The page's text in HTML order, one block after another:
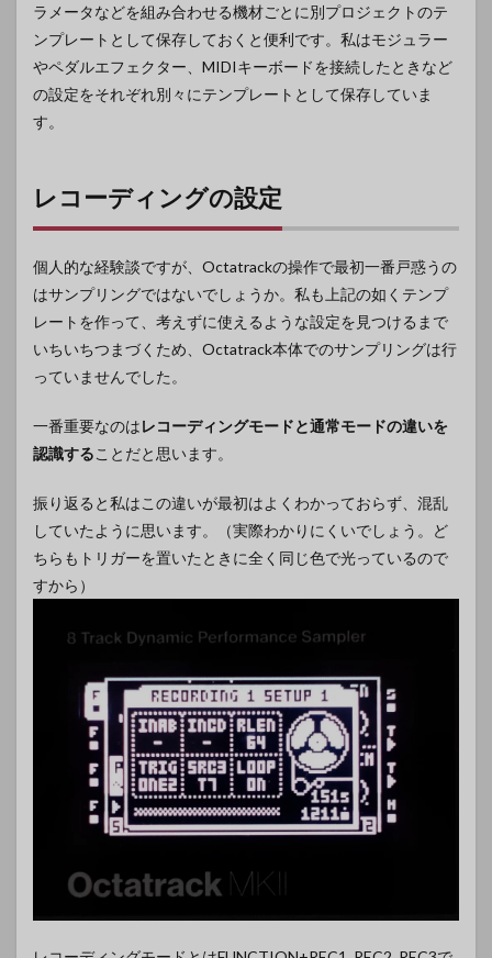
ラメータなどを組み合わせる機材ごとに別プロジェクトのテ
ンプレートとして保存しておくと便利です。私はモジュラー
やペダルエフェクター、MIDIキーボードを接続したときなど
の設定をそれぞれ別々にテンプレートとして保存していま
す。
レコーディングの設定
個人的な経験談ですが、Octatrackの操作で最初一番戸惑うの
はサンプリングではないでしょうか。私も上記の如くテンプ
レートを作って、考えずに使えるような設定を見つけるまで
いちいちつまづくため、Octatrack本体でのサンプリングは行
っていませんでした。
一番重要なのはレコーディングモードと通常モードの違いを
認識することだと思います。
振り返ると私はこの違いが最初はよくわかっておらず、混乱
していたように思います。（実際わかりにくいでしょう。ど
ちらもトリガーを置いたときに全く同じ色で光っているので
すから）